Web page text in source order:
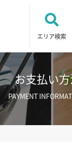
エリア検索
お支払い
PAYMENT